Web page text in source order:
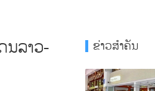
ນລາວ-
ຂ່າວສຳຄັນ